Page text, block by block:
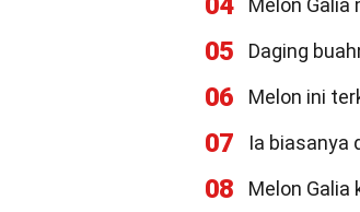
Melon Galia
05 Daging
06 Melon ini
07 Ia biasanya
08 Melon Galia